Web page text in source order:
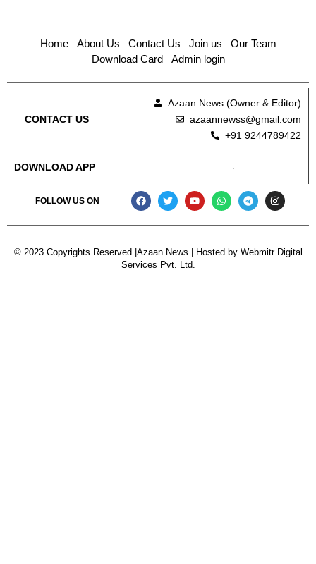
Home About Us Contact Us Join us
Our Team
Download Card
Admin login
CONTACT US
Azaan News (Owner & Editor)
azaannewss@gmail.com
+91 9244789422
DOWNLOAD APP
FOLLOW US ON
© 2023 Copyrights Reserved |Azaan News | Hosted by Webmitr Digital
Services Pvt. Ltd.